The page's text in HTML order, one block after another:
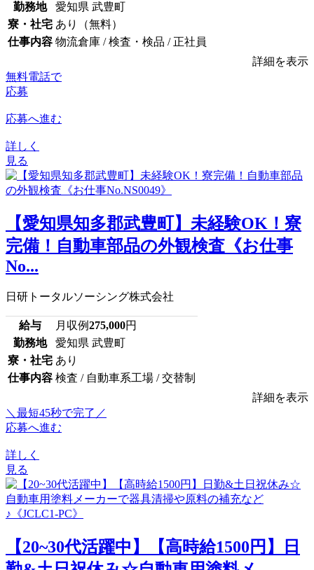
勤務地
愛知県 武豊町
寮・社宅 あり（無料）
仕事内容 物流倉庫 / 検査・検品 / 正社員
詳細を表示
無料電話で
応募
応募へ進む
詳しく
見る
【愛知県知多郡武豊町】未経験OK！寮
完備！自動車部品の外観検査《お仕事
No...
日研トータルソーシング株式会社
給与 月収例275,000円
勤務地
愛知県 武豊町
寮・社宅 あり
仕事内容 検査 / 自動車系工場 / 交替制
詳細を表示
＼最短45秒で完了／
応募へ進む
詳しく
見る
【20~30代活躍中】【高時給1500円】日